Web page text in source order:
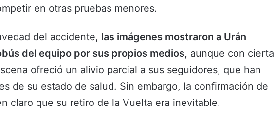
en otras pruebas menores.
del accidente, las imágenes mostraron a Urán
del equipo por sus propios medios, aunque con cierta
ofreció un alivio parcial a sus seguidores, que han
de su estado de salud. Sin embargo, la confirmación de
claro que su retiro de la Vuelta era inevitable.